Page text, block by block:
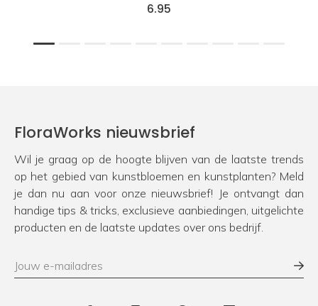
6.95
1
FloraWorks nieuwsbrief
Wil je graag op de hoogte blijven van de laatste trends
op het gebied van kunstbloemen en kunstplanten? Meld
je dan nu aan voor onze nieuwsbrief! Je ontvangt dan
handige tips & tricks, exclusieve aanbiedingen, uitgelichte
producten en de laatste updates over ons bedrijf.